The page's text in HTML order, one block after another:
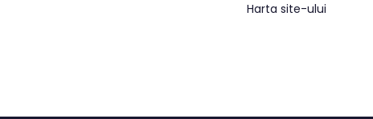
Harta site-ului